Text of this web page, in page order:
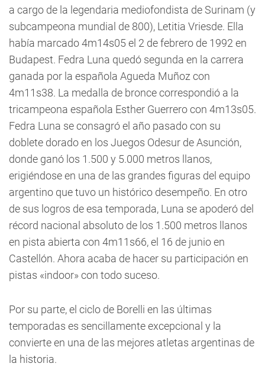
a cargo de la legendaria mediofondista de Surinam (y
subcampeona mundial de 800), Letitia Vriesde. Ella
había marcado 4m14s05 el 2 de febrero de 1992 en
Budapest. Fedra Luna quedó segunda en la carrera
ganada por la española Agueda Muñoz con
4m11s38. La medalla de bronce correspondió a la
tricampeona española Esther Guerrero con 4m13s05.
Fedra Luna se consagró el año pasado con su
doblete dorado en los Juegos Odesur de Asunción,
donde ganó los 1.500 y 5.000 metros llanos,
erigiéndose en una de las grandes figuras del equipo
argentino que tuvo un histórico desempeño. En otro
de sus logros de esa temporada, Luna se apoderó del
récord nacional absoluto de los 1.500 metros llanos
en pista abierta con 4m11s66, el 16 de junio en
Castellón. Ahora acaba de hacer su participación en
pistas «indoor» con todo suceso.
Por su parte, el ciclo de Borelli en las últimas
temporadas es sencillamente excepcional y la
convierte en una de las mejores atletas argentinas de
la historia.